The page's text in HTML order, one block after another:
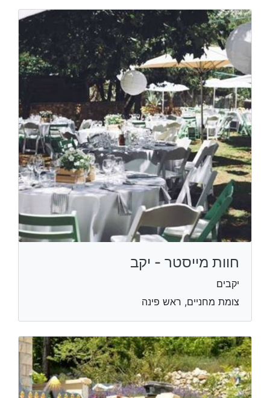
חוות מייסטר - יקב
יקבים
צומת מחניים, ראש פינה